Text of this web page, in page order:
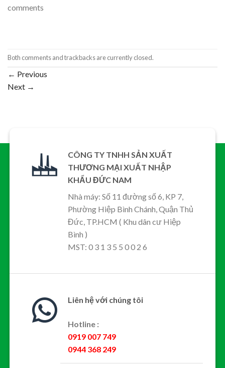
comments
Both comments and trackbacks are currently closed.
← Previous
Next →
CÔNG TY TNHH SẢN XUẤT
THƯƠNG MẠI XUẤT NHẬP
KHẨU ĐỨC NAM
Nhà máy: Số 11 đường số 6, KP 7,
Phường Hiệp Bình Chánh, Quận Thủ
Đức, TP.HCM ( Khu dân cư Hiệp
Bình )
MST: 0 3 1 3 5 5 0 0 2 6
Liên hệ với chúng tôi
Hotline :
0919 007 749
0944 368 249